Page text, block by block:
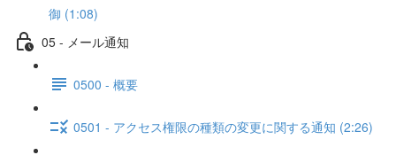
御 (1:08)
05 - メール通知
0500 - 概要
0501 - アクセス権限の種類の変更に関する通知 (2:26)